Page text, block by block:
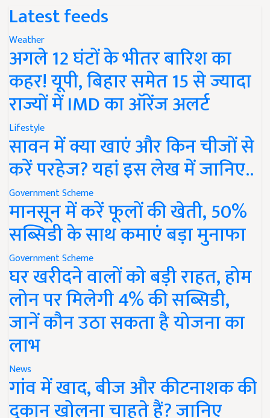
Latest feeds
Weather
अगले 12 घंटों के भीतर बारिश का
कहर! यूपी, बिहार समेत 15 से ज्यादा
राज्यों में IMD का ऑरेंज अलर्ट
Lifestyle
सावन में क्या खाएं और किन चीजों से
करें परहेज? यहां इस लेख में जानिए..
Government Scheme
मानसून में करें फूलों की खेती, 50%
सब्सिडी के साथ कमाएं बड़ा मुनाफा
Government Scheme
घर खरीदने वालों को बड़ी राहत, होम
लोन पर मिलेगी 4% की सब्सिडी,
जानें कौन उठा सकता है योजना का
लाभ
News
गांव में खाद, बीज और कीटनाशक की
दुकान खोलना चाहते हैं? जानिए